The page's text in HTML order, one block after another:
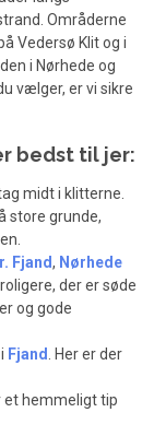
Områderne
Vedersø Klit og i
i Nørhede og
vælger, er vi sikre
bedst til jer:
midt i klitterne.
store grunde,
Fjand, Nørhede
der er søde
og gode
Fjand
. Her er der
et hemmeligt tip